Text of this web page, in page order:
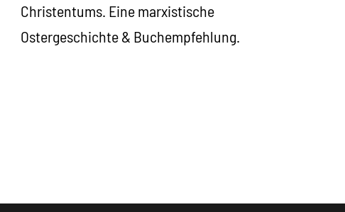
Christentums. Eine marxistische
Ostergeschichte & Buchempfehlung.